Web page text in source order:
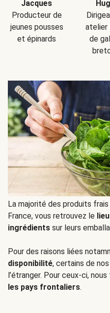
Jacques
Producteur de
jeunes pousses
et épinards
atelier
de
La majorité des produits
France, vous retrouvez le
ingrédients sur leurs
Pour des raisons liées
disponibilité, certains de
l’étranger. Pour ceux-ci,
les pays frontaliers.